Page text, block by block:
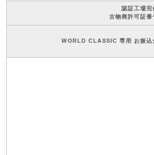
認証工場完
古物商許可証番
WORLD CLASSIC 専用 お振込